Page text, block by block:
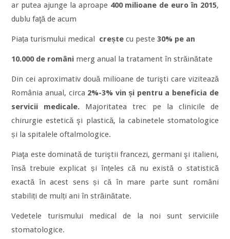
ar putea ajunge la aproape 400 milioane de euro în 2015,
dublu faţă de acum
Piața turismului medical crește cu peste30% pe an
10.000 de români merg anual la tratament în străinătate
Din cei aproximativ două milioane de turişti care vizitează
România anual, circa 2%-3% vin și pentru a beneficia de
servicii medicale. Majoritatea trec pe la clinicile de
chirurgie estetică şi plastică, la cabinetele stomatologice
și la spitalele oftalmologice.
Piaţa este dominată de turiştii francezi, germani şi italieni,
însă trebuie explicat și înțeles că nu există o statistică
exactă în acest sens și că în mare parte sunt români
stabiliți de mulți ani în străinătate.
Vedetele turismului medical de la noi sunt serviciile
stomatologice.